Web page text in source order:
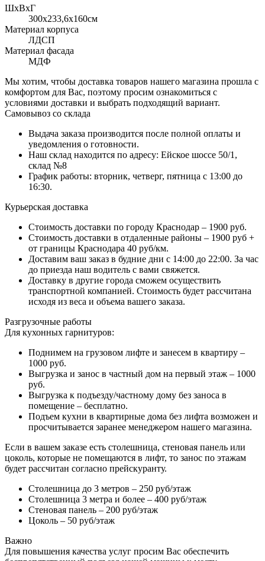
ШхВхГ
300x233,6х160см
Материал корпуса
ЛДСП
Материал фасада
МДФ
Мы хотим, чтобы доставка товаров нашего магазина прошла с
комфортом для Вас, поэтому просим ознакомиться с
условиями доставки и выбрать подходящий вариант.
Самовывоз со склада
Выдача заказа производится после полной оплаты и
уведомления о готовности.
Наш склад находится по адресу: Ейское шоссе 50/1,
склад №8
График работы: вторник, четверг, пятница с 13:00 до
16:30.
Курьерская доставка
Стоимость доставки по городу Краснодар – 1900 руб.
Стоимость доставки в отдаленные районы – 1900 руб +
от границы Краснодара 40 руб/км.
Доставим ваш заказ в будние дни с 14:00 до 22:00. За час
до приезда наш водитель с вами свяжется.
Доставку в другие города сможем осуществить
транспортной компанией. Стоимость будет рассчитана
исходя из веса и объема вашего заказа.
Разгрузочные работы
Для кухонных гарнитуров:
Поднимем на грузовом лифте и занесем в квартиру –
1000 руб.
Выгрузка и занос в частный дом на первый этаж – 1000
руб.
Выгрузка к подъезду/частному дому без заноса в
помещение – бесплатно.
Подъем кухни в квартирные дома без лифта возможен и
просчитывается заранее менеджером нашего магазина.
Если в вашем заказе есть столешница, стеновая панель или
цоколь, которые не помещаются в лифт, то занос по этажам
будет рассчитан согласно прейскуранту.
Столешница до 3 метров – 250 руб/этаж
Столешница 3 метра и более – 400 руб/этаж
Стеновая панель – 200 руб/этаж
Цоколь – 50 руб/этаж
Важно
Для повышения качества услуг просим Вас обеспечить